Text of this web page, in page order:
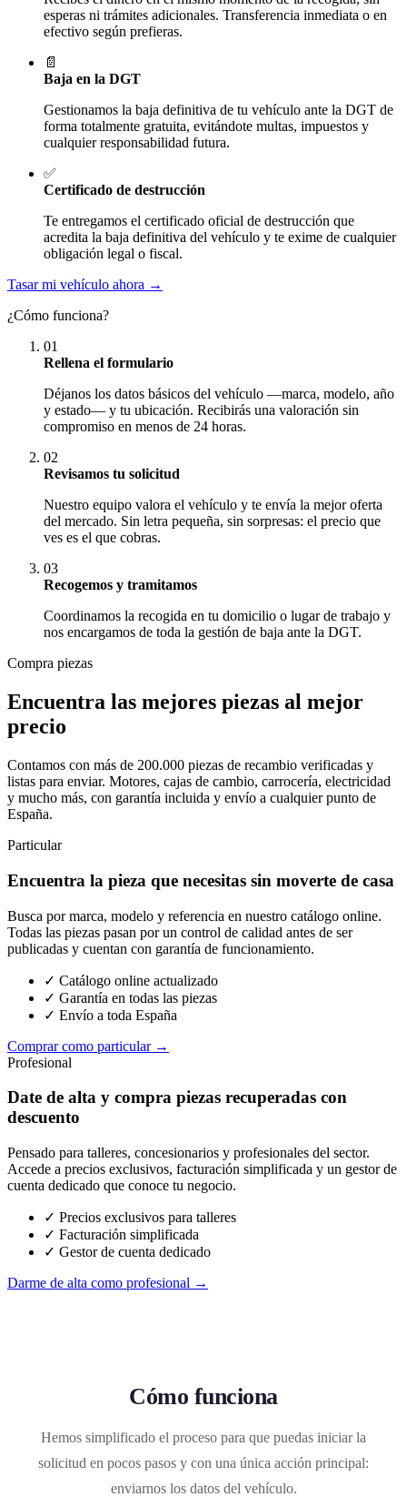
esperas ni trámites adicionales. Transferencia inmediata o en
efectivo según prefieras.
📄
Baja en la DGT
Gestionamos la baja definitiva de tu vehículo ante la DGT de
forma totalmente gratuita, evitándote multas, impuestos y
cualquier responsabilidad futura.
✅
Certificado de destrucción
Te entregamos el certificado oficial de destrucción que
acredita la baja definitiva del vehículo y te exime de cualquier
obligación legal o fiscal.
Tasar mi vehículo ahora →
¿Cómo funciona?
01
Rellena el formulario
Déjanos los datos básicos del vehículo —marca, modelo, año
y estado— y tu ubicación. Recibirás una valoración sin
compromiso en menos de 24 horas.
02
Revisamos tu solicitud
Nuestro equipo valora el vehículo y te envía la mejor oferta
del mercado. Sin letra pequeña, sin sorpresas: el precio que
ves es el que cobras.
03
Recogemos y tramitamos
Coordinamos la recogida en tu domicilio o lugar de trabajo y
nos encargamos de toda la gestión de baja ante la DGT.
Compra piezas
Encuentra las mejores piezas al mejor
precio
Contamos con más de 200.000 piezas de recambio verificadas y
listas para enviar. Motores, cajas de cambio, carrocería, electricidad
y mucho más, con garantía incluida y envío a cualquier punto de
España.
Particular
Encuentra la pieza que necesitas sin moverte de casa
Busca por marca, modelo y referencia en nuestro catálogo online.
Todas las piezas pasan por un control de calidad antes de ser
publicadas y cuentan con garantía de funcionamiento.
✓ Catálogo online actualizado
✓ Garantía en todas las piezas
✓ Envío a toda España
Comprar como particular →
Profesional
Date de alta y compra piezas recuperadas con
descuento
Pensado para talleres, concesionarios y profesionales del sector.
Accede a precios exclusivos, facturación simplificada y un gestor de
cuenta dedicado que conoce tu negocio.
✓ Precios exclusivos para talleres
✓ Facturación simplificada
✓ Gestor de cuenta dedicado
Darme de alta como profesional →
Cómo funciona
Hemos simplificado el proceso para que puedas iniciar la
solicitud en pocos pasos y con una única acción principal:
enviarnos los datos del vehículo.